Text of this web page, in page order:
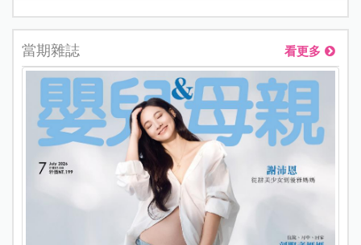
當期雜誌 看更多